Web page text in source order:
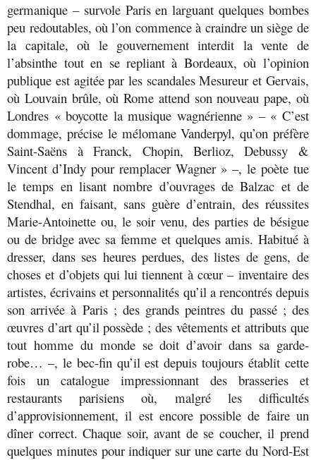
germanique – survole Paris en larguant quelques bombes
peu redoutables, où l’on commence à craindre un siège de
la capitale, où le gouvernement interdit la vente de
l’absinthe tout en se repliant à Bordeaux, où l’opinion
publique est agitée par les scandales Mesureur et Gervais,
où Louvain brûle, où Rome attend son nouveau pape, où
Londres « boycotte la musique wagnérienne » – « C’est
dommage, précise le mélomane Vanderpyl, qu’on préfère
Saint-Saëns à Franck, Chopin, Berlioz, Debussy &
Vincent d’Indy pour remplacer Wagner » –, le poète tue
le temps en lisant nombre d’ouvrages de Balzac et de
Stendhal, en faisant, sans guère d’entrain, des réussites
Marie-Antoinette ou, le soir venu, des parties de bésigue
ou de bridge avec sa femme et quelques amis. Habitué à
dresser, dans ses heures perdues, des listes de gens, de
choses et d’objets qui lui tiennent à cœur – inventaire des
artistes, écrivains et personnalités qu’il a rencontrés depuis
son arrivée à Paris ; des grands peintres du passé ; des
œuvres d’art qu’il possède ; des vêtements et attributs que
tout homme du monde se doit d’avoir dans sa garde-
robe… –, le bec-fin qu’il est depuis toujours établit cette
fois un catalogue impressionnant des brasseries et
restaurants parisiens où, malgré les difficultés
d’approvisionnement, il est encore possible de faire un
dîner correct. Chaque soir, avant de se coucher, il prend
quelques minutes pour indiquer sur une carte du Nord-Est